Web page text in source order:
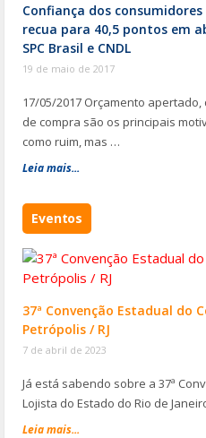
Confiança dos
recua para 40,5 pontos em
SPC Brasil e CNDL
19 de maio de 2017
17/05/2017 Orçamento
de compra são os principais
como ruim, mas …
Leia mais...
Eventos
37ª Convenção Estadual do
Petrópolis / RJ
7 de abril de 2023
Já está sabendo sobre a 37ª
Lojista do Estado do Rio de
Leia mais...